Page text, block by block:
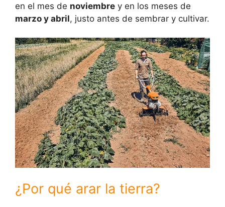
en el mes de noviembre y en los meses de
marzo y abril, justo antes de sembrar y cultivar.
¿Por qué arar la tierra?